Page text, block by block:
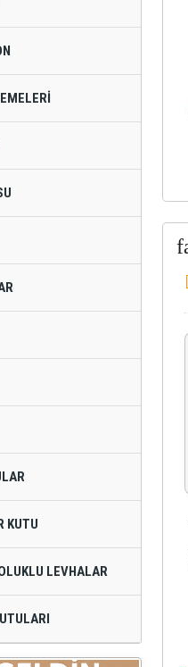
KUTU
LEVHALAR